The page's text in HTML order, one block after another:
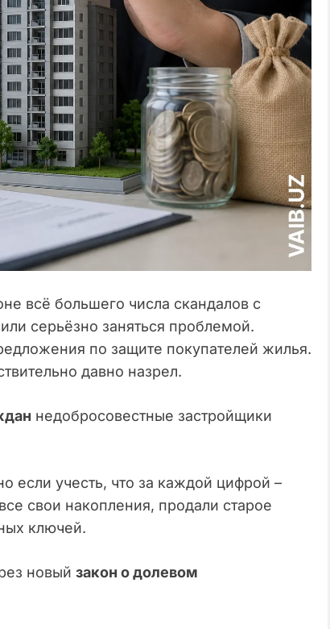
всё большего числа скандалов с
серьёзно заняться проблемой.
по защите покупателей жилья.
давно назрел.
недобросовестные застройщики
если учесть, что за каждой цифрой –
свои накопления, продали старое
ключей.
новый закон о долевом